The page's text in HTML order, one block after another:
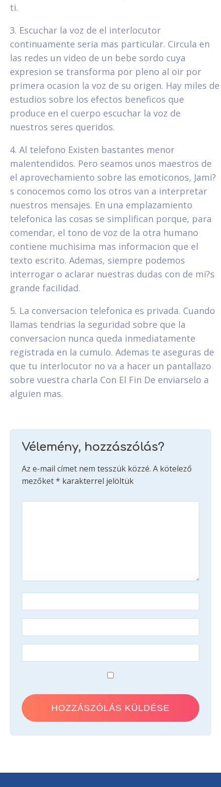
ti.
3. Escuchar la voz de el interlocutor
continuamente seri­a mas particular. Circula en
las redes un video de un bebe sordo cuya
expresion se transforma por pleno al oir por
primera ocasion la voz de su origen. Hay miles de
estudios sobre los efectos beneficos que
produce en el cuerpo escuchar la voz de
nuestros seres queridos.
4. Al telefono Existen bastantes menor
malentendidos. Pero seamos unos maestros de
el aprovechamiento sobre las emoticonos, Jami?
s conocemos como los otros van a interpretar
nuestros mensajes. En una emplazamiento
telefonica las cosas se simplifican porque, para
comendar, el tono de voz de la otra humano
contiene muchisima mas informacion que el
texto escrito. Ademas, siempre podemos
interrogar o aclarar nuestras dudas con de mi?s
grande facilidad.
5. La conversacion telefonica es privada. Cuando
llamas tendri­as la seguridad sobre que la
conversacion nunca queda inmediatamente
registrada en la cumulo. Ademas te aseguras de
que tu interlocutor no va a hacer un pantallazo
sobre vuestra charla Con El Fin De enviarselo a
alguien mas.
Vélemény, hozzászólás?
Az e-mail címet nem tesszük közzé. A kötelező
mezőket* karakterrel jelöltük